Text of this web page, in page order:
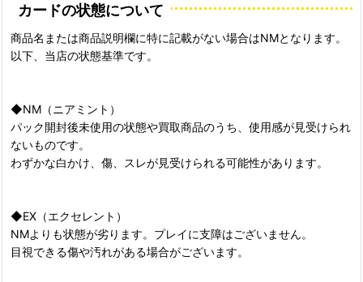
カードの状態について
商品名または商品説明欄に特に記載がない場合はNMとなります。
以下、当店の状態基準です。
◆NM（ニアミント）
パック開封後未使用の状態や買取商品のうち、使用感が見受けられ
ないものです。
わずかな白かけ、傷、スレが見受けられる可能性があります。
◆EX（エクセレント）
NMよりも状態が劣ります。プレイに支障はございません。
目視できる傷や汚れがある場合がございます。